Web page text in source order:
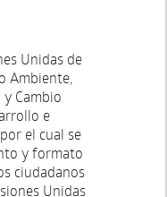
Unidas de
Ambiente,
Cambio
e
el cual se
y formato
ciudadanos
Unidas